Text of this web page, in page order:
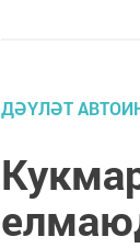
ДӘҮЛӘТ